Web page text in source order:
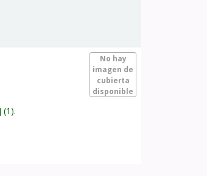
No hay
imagen de
cubierta
disponible
(1).